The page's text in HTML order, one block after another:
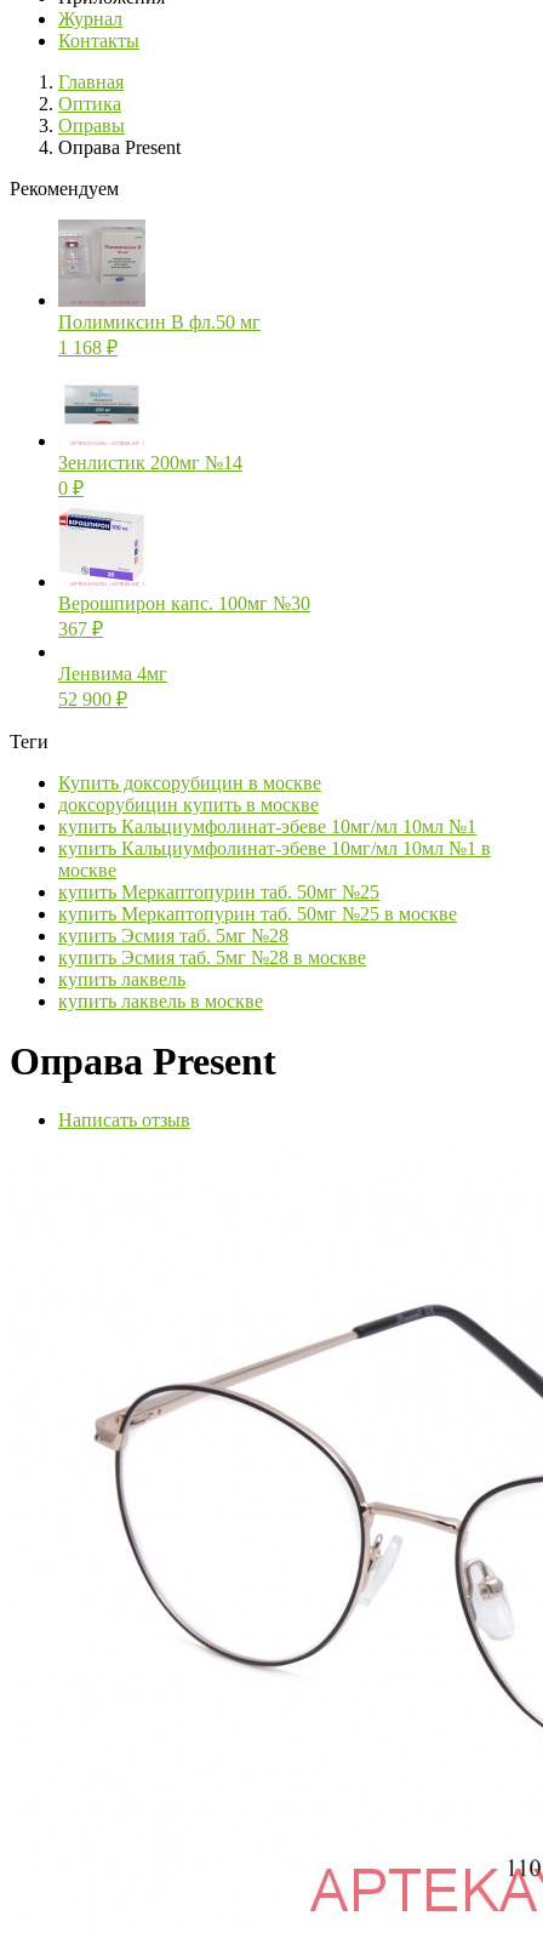
Журнал
Контакты
Главная
Оптика
Оправы
Оправа Present
Рекомендуем
Полимиксин В фл.50 мг
1 168 ₽
Зенлистик 200мг №14
0 ₽
Верошпирон капс. 100мг №30
367 ₽
Ленвима 4мг
52 900 ₽
Теги
Купить доксорубицин в москве
доксорубицин купить в москве
купить Кальциумфолинат-эбеве 10мг/мл 10мл №1
купить Кальциумфолинат-эбеве 10мг/мл 10мл №1 в
москве
купить Меркаптопурин таб. 50мг №25
купить Меркаптопурин таб. 50мг №25 в москве
купить Эсмия таб. 5мг №28
купить Эсмия таб. 5мг №28 в москве
купить лаквель
купить лаквель в москве
Оправа Present
Написать отзыв